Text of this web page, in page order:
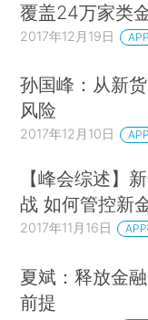
覆盖24万家类
2017年12月19日
孙国峰：从新
风险
2017年12月10日
【峰会综述】
战 如何管控新
2017年11月16日
夏斌：释放金
前提